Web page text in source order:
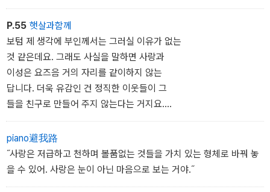
아름다운 허미아의 사랑을 받습니다.
나도 그의 자질에 감탄하고 있잖아.
사랑은 저급하고 천하며 볼품없는 것들을
가치 있는 형체로 바꿔 놓을 수 있어.
P.55 햇살과함께
보텀 제 생각에 부인께서는 그러실 이유가 없는
것 같은데요. 그래도 사실을 말하면 사랑과
이성은 요즈음 거의 자리를 같이하지 않는
답니다. 더욱 유감인 건 정직한 이웃들이 그
들을 친구로 만들어 주지 않는다는 거지요.
그렇지, 나도 때로는 뼈 있는 농담을 할 수
있어.
piano避我路
˝사랑은 저급하고 천하며 볼품없는 것들을 가치 있는 형체로 바꿔 놓
을 수 있어. 사랑은 눈이 아닌 마음으로 보는 거야.˝